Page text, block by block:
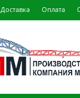
Доставка Оплата